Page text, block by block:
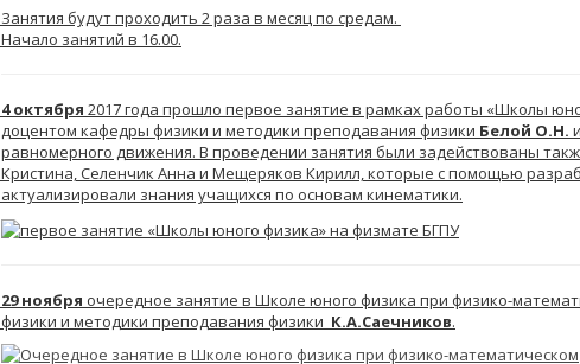
Занятия будут проходить 2 раза в месяц по средам.
Начало занятий в 16.00.
4 октября 2017 года прошло первое занятие в рамках работы «Школы
доцентом кафедры физики и методики преподавания физики Белой О.Н.
равномерного движения. В проведении занятия были задействованы
Кристина, Селенчик Анна и Мещеряков Кирилл, которые с помощью
актуализировали знания учащихся по основам кинематики.
29 ноября очередное занятие в Школе юного физика при физико-
физики и методики преподавания физики К.А.Саечников.